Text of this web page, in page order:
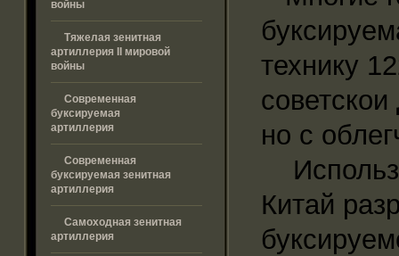
войны
Тяжелая зенитная
артиллерия II мировой
войны
Современная
буксируемая
артиллерия
Современная
буксируемая зенитная
артиллерия
Самоходная зенитная
артиллерия
технику
но с
Китай